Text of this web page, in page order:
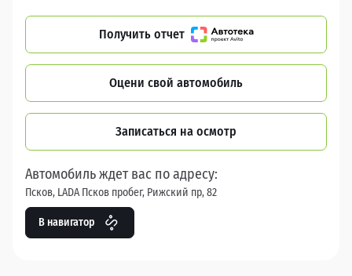
Получить отчет
Оцени свой автомобиль
Записаться на осмотр
Автомобиль ждет вас по адресу:
Псков, LADA Псков пробег, Рижский пр, 82
В навигатор